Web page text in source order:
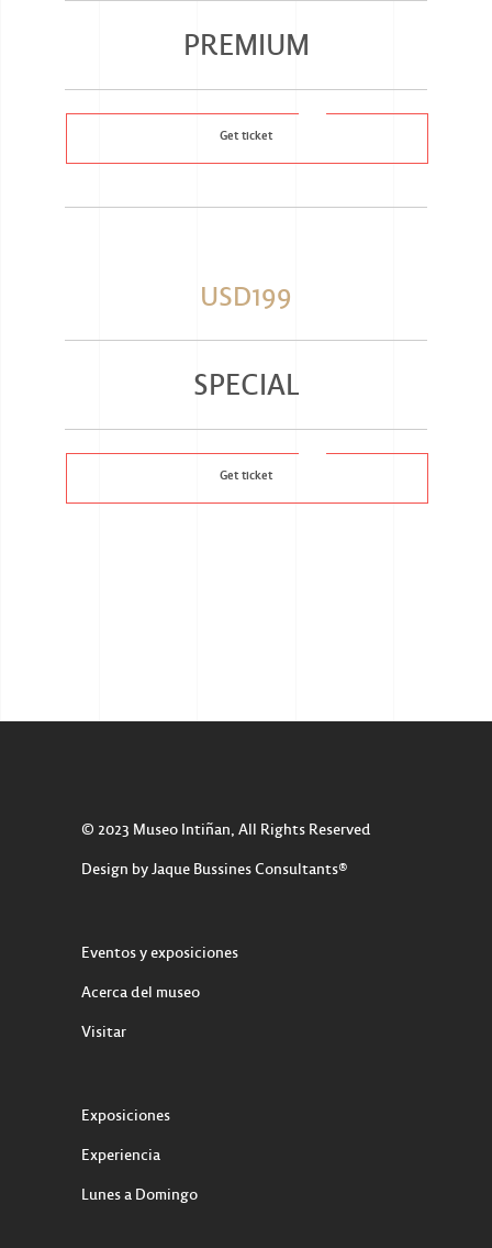
PREMIUM
Get ticket
USD199
SPECIAL
Get ticket
© 2023 Museo Intiñan, All Rights Reserved
Design by Jaque Bussines Consultants®
Eventos y exposiciones
Acerca del museo
Visitar
Exposiciones
Experiencia
Lunes a Domingo